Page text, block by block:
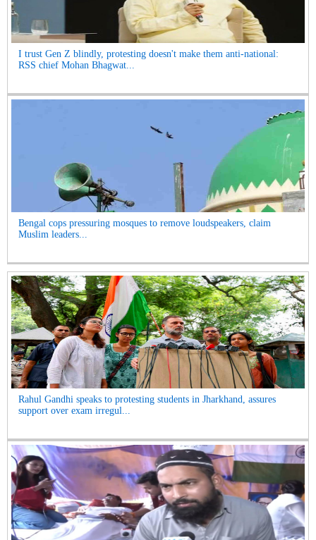
I trust Gen Z blindly, protesting doesn't make them anti-national:
RSS chief Mohan Bhagwat...
Bengal cops pressuring mosques to remove loudspeakers, claim
Muslim leaders...
Rahul Gandhi speaks to protesting students in Jharkhand, assures
support over exam irregul...